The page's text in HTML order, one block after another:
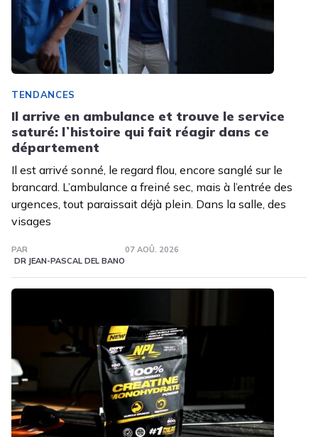
TENDANCES
Il arrive en ambulance et trouve le service
saturé: lʼhistoire qui fait réagir dans ce
département
Il est arrivé sonné, le regard flou, encore sanglé sur le
brancard. L’ambulance a freiné sec, mais à l’entrée des
urgences, tout paraissait déjà plein. Dans la salle, des
visages
PAR
DR JEAN-PASCAL DEL BANO
07 AOÛ. 2026